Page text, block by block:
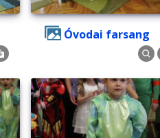
Óvodai farsang